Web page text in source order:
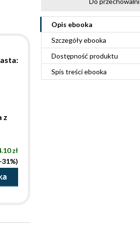
Opis ebooka
Szczegółyebooka
Dostępność produktu
Spis treściebooka
z
zł
31%)